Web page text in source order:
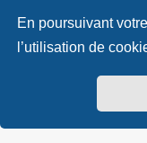
En poursuivant
l’utilisation de